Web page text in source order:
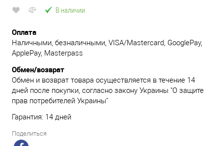
В наличии
Оплата
Наличными, безналичными, VISA/Mastercard, GooglePay,
ApplePay, Masterpass
Обмен/возврат
Обмен и возврат товара осуществляется в течение 14
дней после покупки, согласно закону Украины "О защите
прав потребителей Украины"
Гарантия: 14 дней
Поделиться